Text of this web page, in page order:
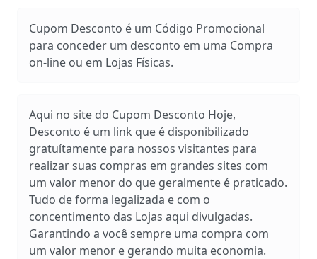
Cupom Desconto é um Código Promocional
para conceder um desconto em uma Compra
on-line ou em Lojas Físicas.
Aqui no site do Cupom Desconto Hoje,
Desconto é um link que é disponibilizado
gratuítamente para nossos visitantes para
realizar suas compras em grandes sites com
um valor menor do que geralmente é praticado.
Tudo de forma legalizada e com o
concentimento das Lojas aqui divulgadas.
Garantindo a você sempre uma compra com
um valor menor e gerando muita economia.